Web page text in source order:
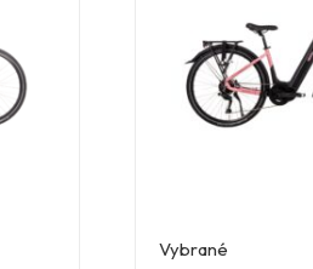
Vybrané